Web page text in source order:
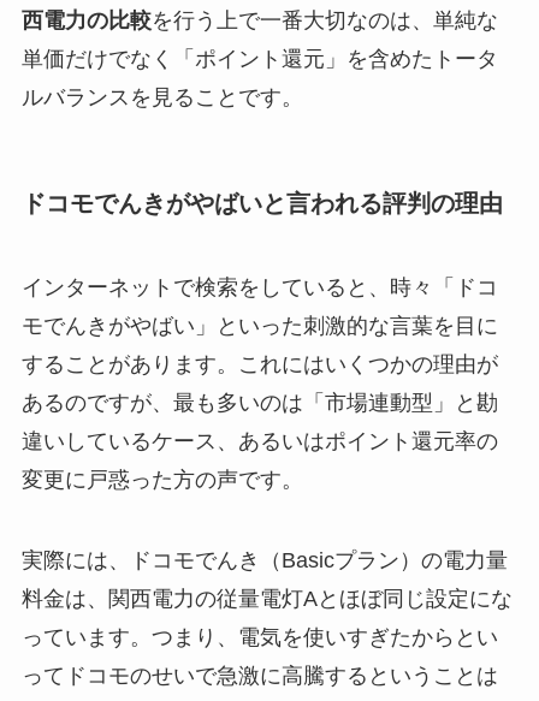
西電力の比較を行う上で一番大切なのは、単純な
単価だけでなく「ポイント還元」を含めたトータ
ルバランスを見ることです。
ドコモでんきがやばいと言われる評判の理由
インターネットで検索をしていると、時々「ドコ
モでんきがやばい」といった刺激的な言葉を目に
することがあります。これにはいくつかの理由が
あるのですが、最も多いのは「市場連動型」と勘
違いしているケース、あるいはポイント還元率の
変更に戸惑った方の声です。
実際には、ドコモでんき（Basicプラン）の電力量
料金は、関西電力の従量電灯Aとほぼ同じ設定にな
っています。つまり、電気を使いすぎたからとい
ってドコモのせいで急激に高騰するということは